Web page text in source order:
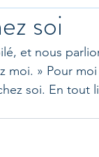
soi
et nous
moi. » Pour
soi. En tout